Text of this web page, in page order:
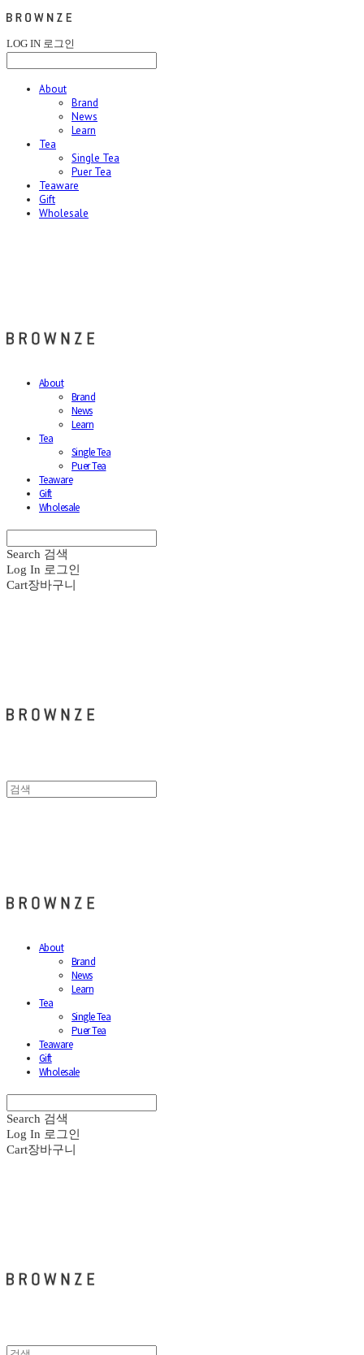
LOG IN 로그인
About
Brand
News
Learn
Tea
Single Tea
Puer Tea
Teaware
Gift
Wholesale
About
Brand
News
Learn
Tea
Single Tea
Puer Tea
Teaware
Gift
Wholesale
Search 검색
Log In 로그인
Cart장바구니
About
Brand
News
Learn
Tea
Single Tea
Puer Tea
Teaware
Gift
Wholesale
Search 검색
Log In 로그인
Cart장바구니